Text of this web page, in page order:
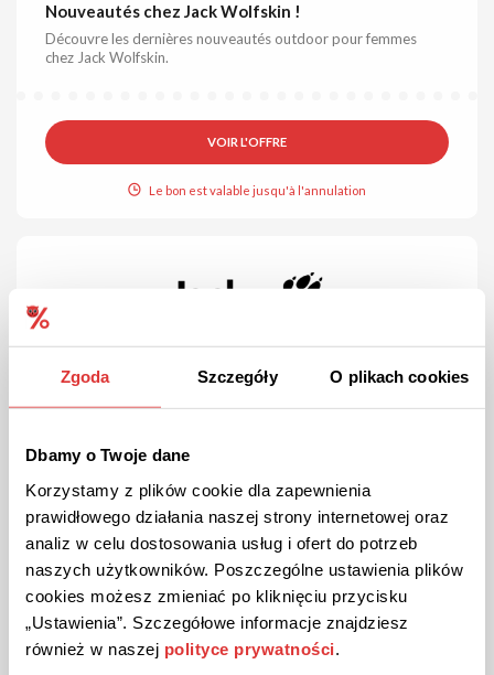
Zgoda Szczegóły O plikach cookies
Dbamy o Twoje dane
Korzystamy z plików cookie dla zapewnienia
prawidłowego działania naszej strony internetowej oraz
analiz w celu dostosowania usług i ofert do potrzeb
naszych użytkowników. Poszczególne ustawienia plików
cookies możesz zmieniać po kliknięciu przycisku
„Ustawienia”. Szczegółowe informacje znajdziesz
również w naszej polityce prywatności
Nouveautés chez Jack Wolfskin !
Découvre les dernières nouveautés outdoor pour femmes
chez Jack Wolfskin.
VOIR L'OFFRE
Le bon est valable jusqu'à l'annulation
Bestsellers chez Jack Wolfskin !
Consulte les vêtements, chaussures et accessoires outdoor
pour femmes les plus populaires et les plus vendus, chez Jack
VOIR L'OFFRE
Le bon est valable jusqu'à l'annulation